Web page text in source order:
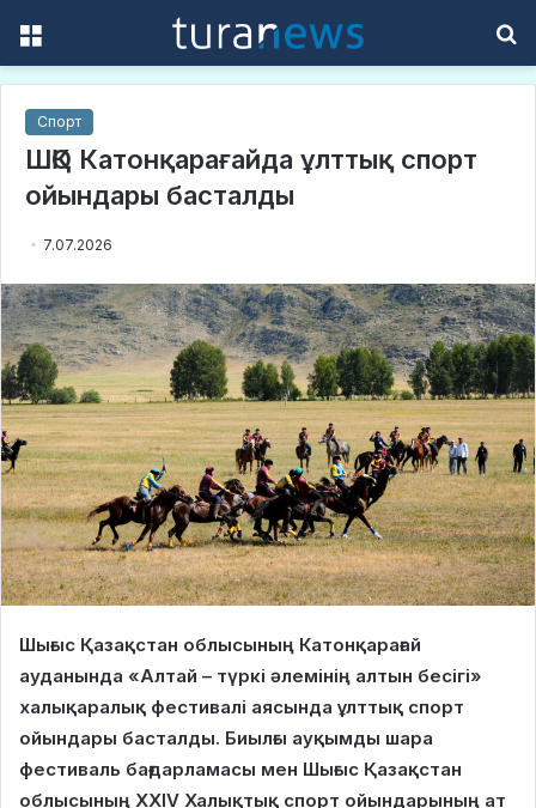
Спорт
ШҚО Катонқарағайда ұлттық спорт
ойындары басталды
7.07.2026
Шығыс Қазақстан облысының Катонқарағай
ауданында «Алтай – түркі әлемінің алтын бесігі»
халықаралық фестивалі аясында ұлттық спорт
ойындары басталды. Биылғы ауқымды шара
фестиваль бағдарламасы мен Шығыс Қазақстан
облысының ХХІV Халықтық спорт ойындарының ат